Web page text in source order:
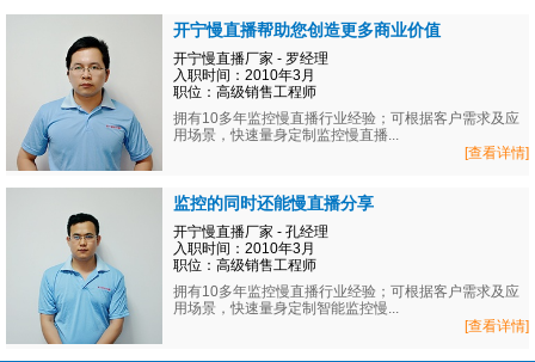
开宁慢直播帮助您创造更多商业价值
开宁慢直播厂家 - 罗经理
入职时间：2010年3月
职位：高级销售工程师
拥有10多年监控慢直播行业经验；可根据客户需求及应
用场景，快速量身定制监控慢直播...
[查看详情]
监控的同时还能慢直播分享
开宁慢直播厂家 - 孔经理
入职时间：2010年3月
职位：高级销售工程师
拥有10多年监控慢直播行业经验；可根据客户需求及应
用场景，快速量身定制智能监控慢...
[查看详情]